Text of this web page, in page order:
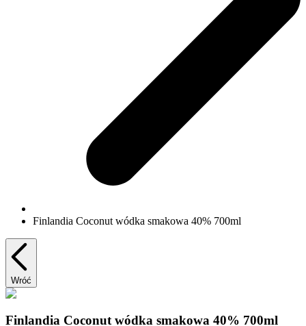
Finlandia Coconut wódka smakowa 40% 700ml
Wróć
Finlandia Coconut wódka smakowa 40% 700ml